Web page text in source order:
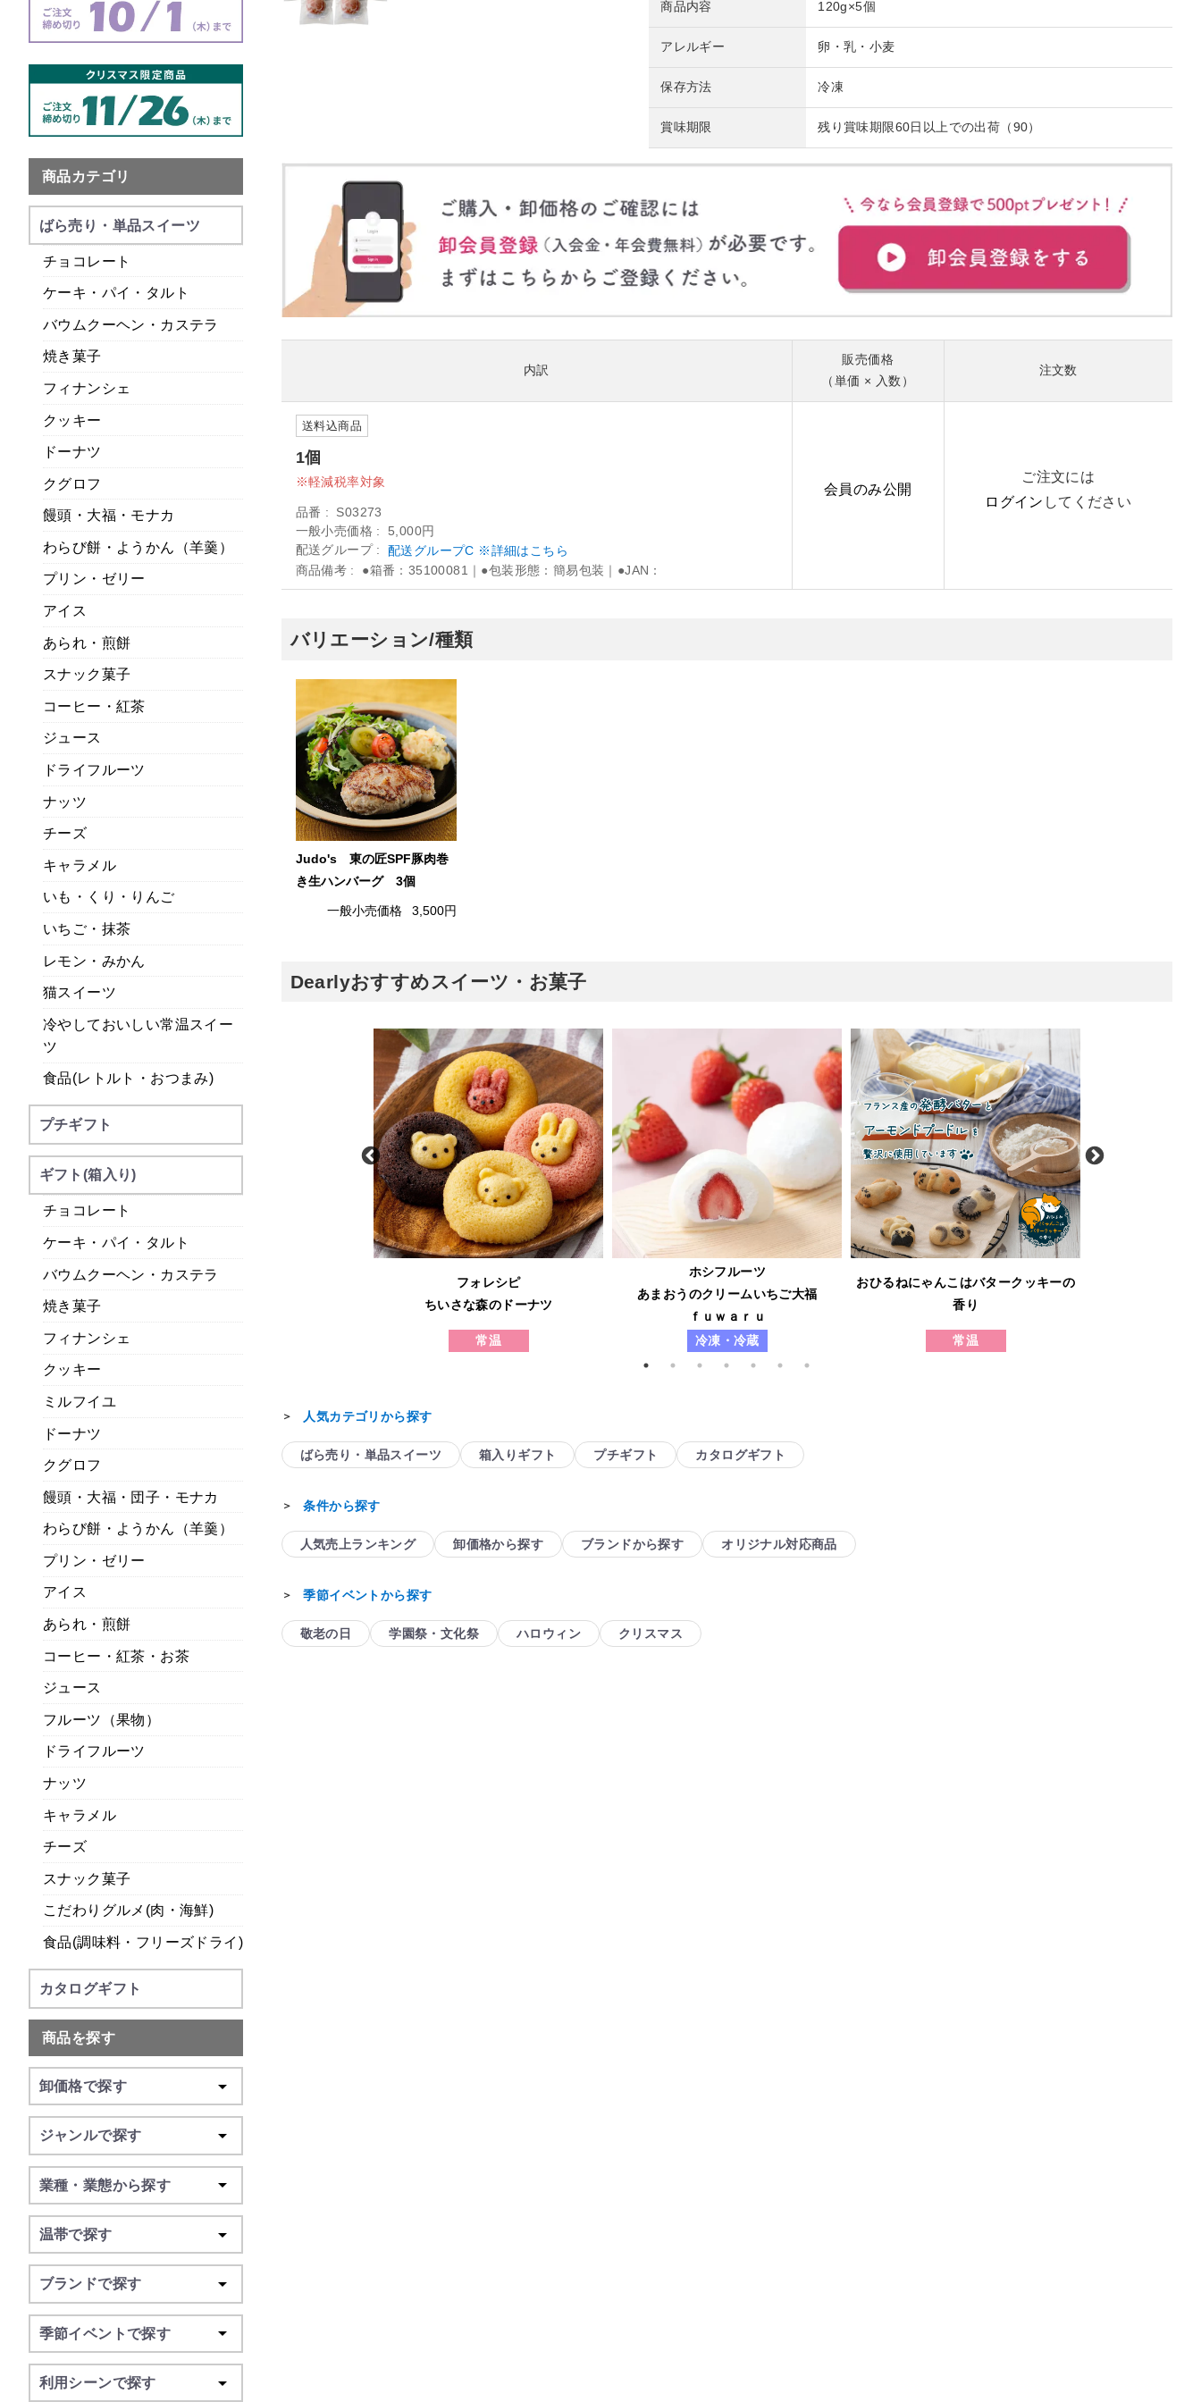
商品内容 120g×5個
アレルギー 卵・乳・小麦
保存方法 冷凍
賞味期限 残り賞味期限60日以上での出荷（90）
内訳
販売価格
（単価 × 入数）
注文数
送料込商品
1個
軽減税率対象
品番
S03273
一般小売価格
5,000円
配送グループ
配送グループC ※詳細はこちら
商品備考 ●箱番：35100081｜●包装形態：簡易包装｜●JAN：
会員のみ公開
ご注文には
ログイン してください
バリエーション/種類
Judo's 東の匠SPF豚肉巻
き生ハンバーグ 3個
一般小売価格 3,500円
Dearlyおすすめスイーツ・お菓子
と甘美菓子の詰合せ
有り）
ホシフルーツ
フォレシピ
ちいさな森のドーナツ
常温
ホシフルーツ
あまおうのクリームいちご大福
ｆｕｗａｒｕ
冷凍・冷蔵
おひるねにゃんこはバタークッキーの
香り
常温
＞ 人気カテゴリから探す
ばら売り・単品スイーツ 箱入りギフト プチギフト カタログギフト
＞条件から探す
人気売上ランキング 卸価格から探す ブランドから探す オリジナル対応商品
＞季節イベントから探す
敬老の日 学園祭・文化祭 ハロウィン クリスマス
商品カテゴリ
ばら売り・単品スイーツ
チョコレート
ケーキ・パイ・タルト
バウムクーヘン・カステラ
焼き菓子
フィナンシェ
クッキー
ドーナツ
クグロフ
饅頭・大福・モナカ
わらび餅・ようかん（羊羹）
プリン・ゼリー
アイス
あられ・煎餅
スナック菓子
コーヒー・紅茶
ジュース
ドライフルーツ
ナッツ
チーズ
キャラメル
いも・くり・りんご
いちご・抹茶
レモン・みかん
猫スイーツ
冷やしておいしい常温スイー
ツ
食品(レトルト・おつまみ)
プチギフト
ギフト(箱入り)
チョコレート
ケーキ・パイ・タルト
バウムクーヘン・カステラ
焼き菓子
フィナンシェ
クッキー
ミルフイユ
ドーナツ
クグロフ
饅頭・大福・団子・モナカ
わらび餅・ようかん（羊羹）
プリン・ゼリー
アイス
あられ・煎餅
コーヒー・紅茶・お茶
ジュース
フルーツ（果物）
ドライフルーツ
ナッツ
キャラメル
チーズ
スナック菓子
こだわりグルメ(肉・海鮮)
食品(調味料・フリーズドライ)
カタログギフト
商品を探す
卸価格で探す
ジャンルで探す
業種・業態から探す
温帯で探す
ブランドで探す
季節イベントで探す
利用シーンで探す